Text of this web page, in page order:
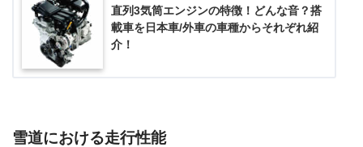
直列3気筒エンジンの特徴！どんな音？搭
載車を日本車/外車の車種からそれぞれ紹
介！
雪道における走行性能